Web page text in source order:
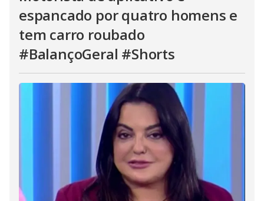
espancado por quatro homens e
tem carro roubado
#BalançoGeral #Shorts